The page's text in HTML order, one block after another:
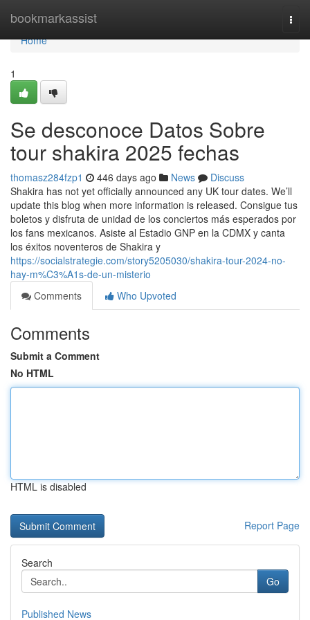
bookmarkassist
Home
Home
1
Se desconoce Datos Sobre
tour shakira 2025 fechas
thomasz284fzp1 446 days ago News
Discuss
Shakira has not yet officially announced any UK tour dates. We’ll
update this blog when more information is released. Consigue tus
boletos y disfruta de unidad de los conciertos más esperados por
los fans mexicanos. Asiste al Estadio GNP en la CDMX y canta
los éxitos noventeros de Shakira y
https://socialstrategie.com/story5205030/shakira-tour-2024-no-
hay-m%C3%A1s-de-un-misterio
Comments
Who Upvoted
Comments
Submit a Comment
No HTML
HTML is disabled
Report Page
Search
Go
Published News